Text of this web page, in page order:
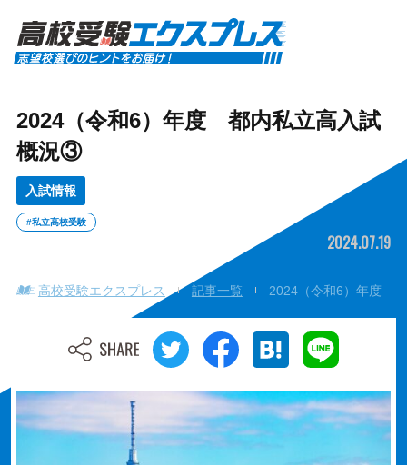
2024（令和6）年度 都内私立高入試
概況③
入試情報
#私立高校受験
2024.07.19
高校受験エクスプレス 記事一覧 2024（令和6）年度